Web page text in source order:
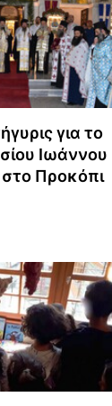
για το
Ιωάννου
Προκόπι